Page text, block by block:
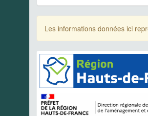
Les informations données ici